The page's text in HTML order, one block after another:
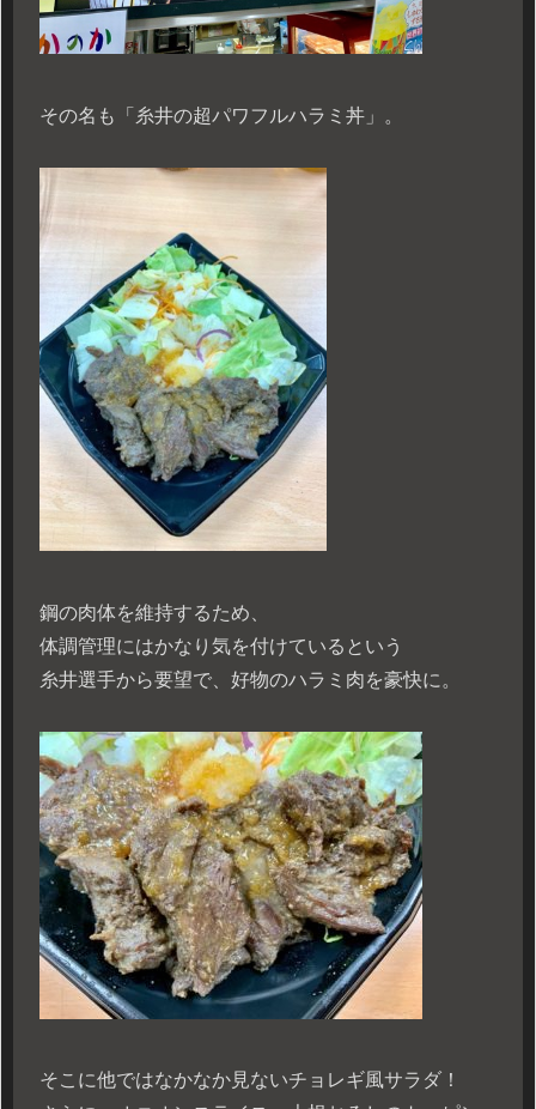
その名も「糸井の超パワフルハラミ丼」。
鋼の肉体を維持するため、
体調管理にはかなり気を付けているという
糸井選手から要望で、好物のハラミ肉を豪快に。
そこに他ではなかなか見ないチョレギ風サラダ！